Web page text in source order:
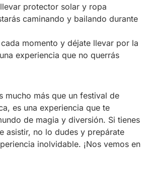
protector solar y ropa
caminando y bailando durante
momento y déjate llevar por la
experiencia que no querrás
mucho más que un festival de
es una experiencia que te
de magia y diversión. Si tienes
asistir, no lo dudes y prepárate
inolvidable. ¡Nos vemos en